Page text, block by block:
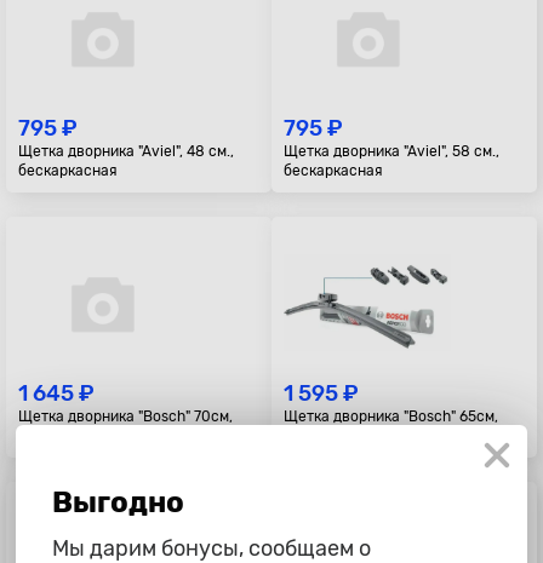
795 ₽
Щетка дворника "Aviel", 48 см.,
бескаркасная
795 ₽
Щетка дворника "Aviel", 58 см.,
бескаркасная
1 645 ₽
Щетка дворника "Bosch" 70см,
1 595 ₽
Щетка дворника "Bosch" 65см,
Выгодно
Мы дарим бонусы, сообщаем о